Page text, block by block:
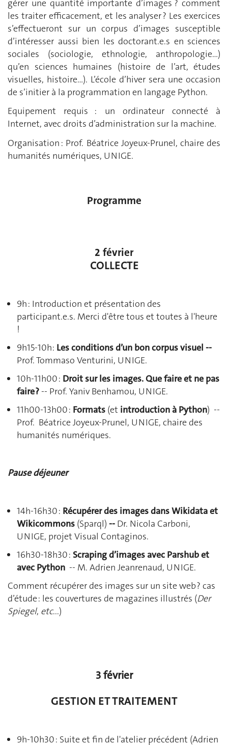
gérer une quantité importante d’images ? comment
les traiter efficacement, et les analyser ? Les exercices
s’effectueront sur un corpus d’images susceptible
d’intéresser aussi bien les doctorant.e.s en sciences
sociales (sociologie, ethnologie, anthropologie…)
qu’en sciences humaines (histoire de l’art, études
visuelles, histoire…). L’école d’hiver sera une occasion
de s’initier à la programmation en langage Python.
Equipement requis : un ordinateur connecté à
Internet, avec droits d’administration sur la machine.
Organisation : Prof. Béatrice Joyeux-Prunel, chaire des
humanités numériques, UNIGE.
Programme
2 février
COLLECTE
9h : Introduction et présentation des
participant.e.s. Merci d'être tous et toutes à l'heure
!
9h15-10h: Les conditions d’un bon corpus visuel --
Prof. Tommaso Venturini, UNIGE.
10h-11h00 : Droit sur les images. Que faire et ne pas
faire ?-- Prof. Yaniv Benhamou, UNIGE.
11h00-13h00 : Formats (et introduction à Python) --
Prof. Béatrice Joyeux-Prunel, UNIGE, chaire des
humanités numériques.
Pause déjeuner
14h-16h30 : Récupérer des images dans Wikidata et
Wikicommons (Sparql) -- Dr. Nicola Carboni,
UNIGE, projet Visual Contaginos.
16h30-18h30 : Scraping d’images avec Parshub et
avec Python -- M. Adrien Jeanrenaud, UNIGE.
Comment récupérer des images sur un site web ? cas
d’étude : les couvertures de magazines illustrés (Der
Spiegel, etc...)
3 février
GESTION ET TRAITEMENT
9h-10h30 : Suite et fin de l'atelier précédent (Adrien